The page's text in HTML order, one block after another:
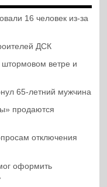
16 человек из-за
ДСК
ветре и
65-летний мужчина
продаются
отключения
оформить